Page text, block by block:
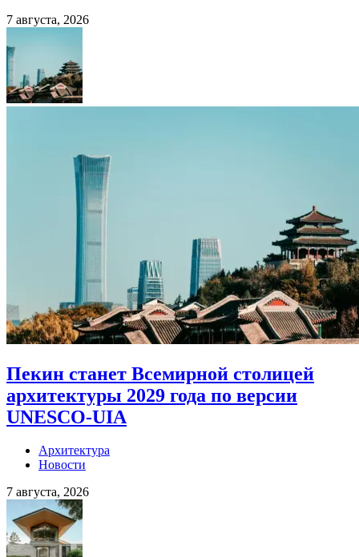
7 августа, 2026
Пекин станет Всемирной столицей
архитектуры 2029 года по версии
UNESCO-UIA
Архитектура
Новости
7 августа, 2026